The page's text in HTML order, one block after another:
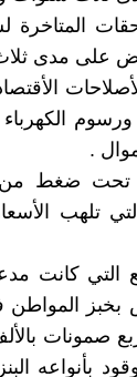
المتاخرة
.
ضغط من
تلهب
كانت
صمونات